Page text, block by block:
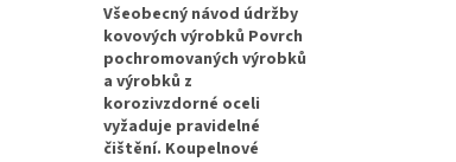
Všeobecný návod údržby
kovových výrobků Povrch
pochromovaných výrobků
a výrobků z
korozivzdorné oceli
vyžaduje pravidelné
čištění. Koupelnové